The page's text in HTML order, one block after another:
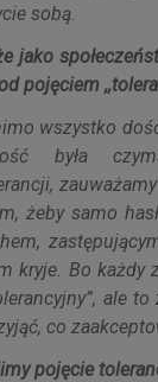
sobą.
jako
pojęciem
wszystko
była
żeby samo
kryje. Bo każdy
ale
co
pojęcie